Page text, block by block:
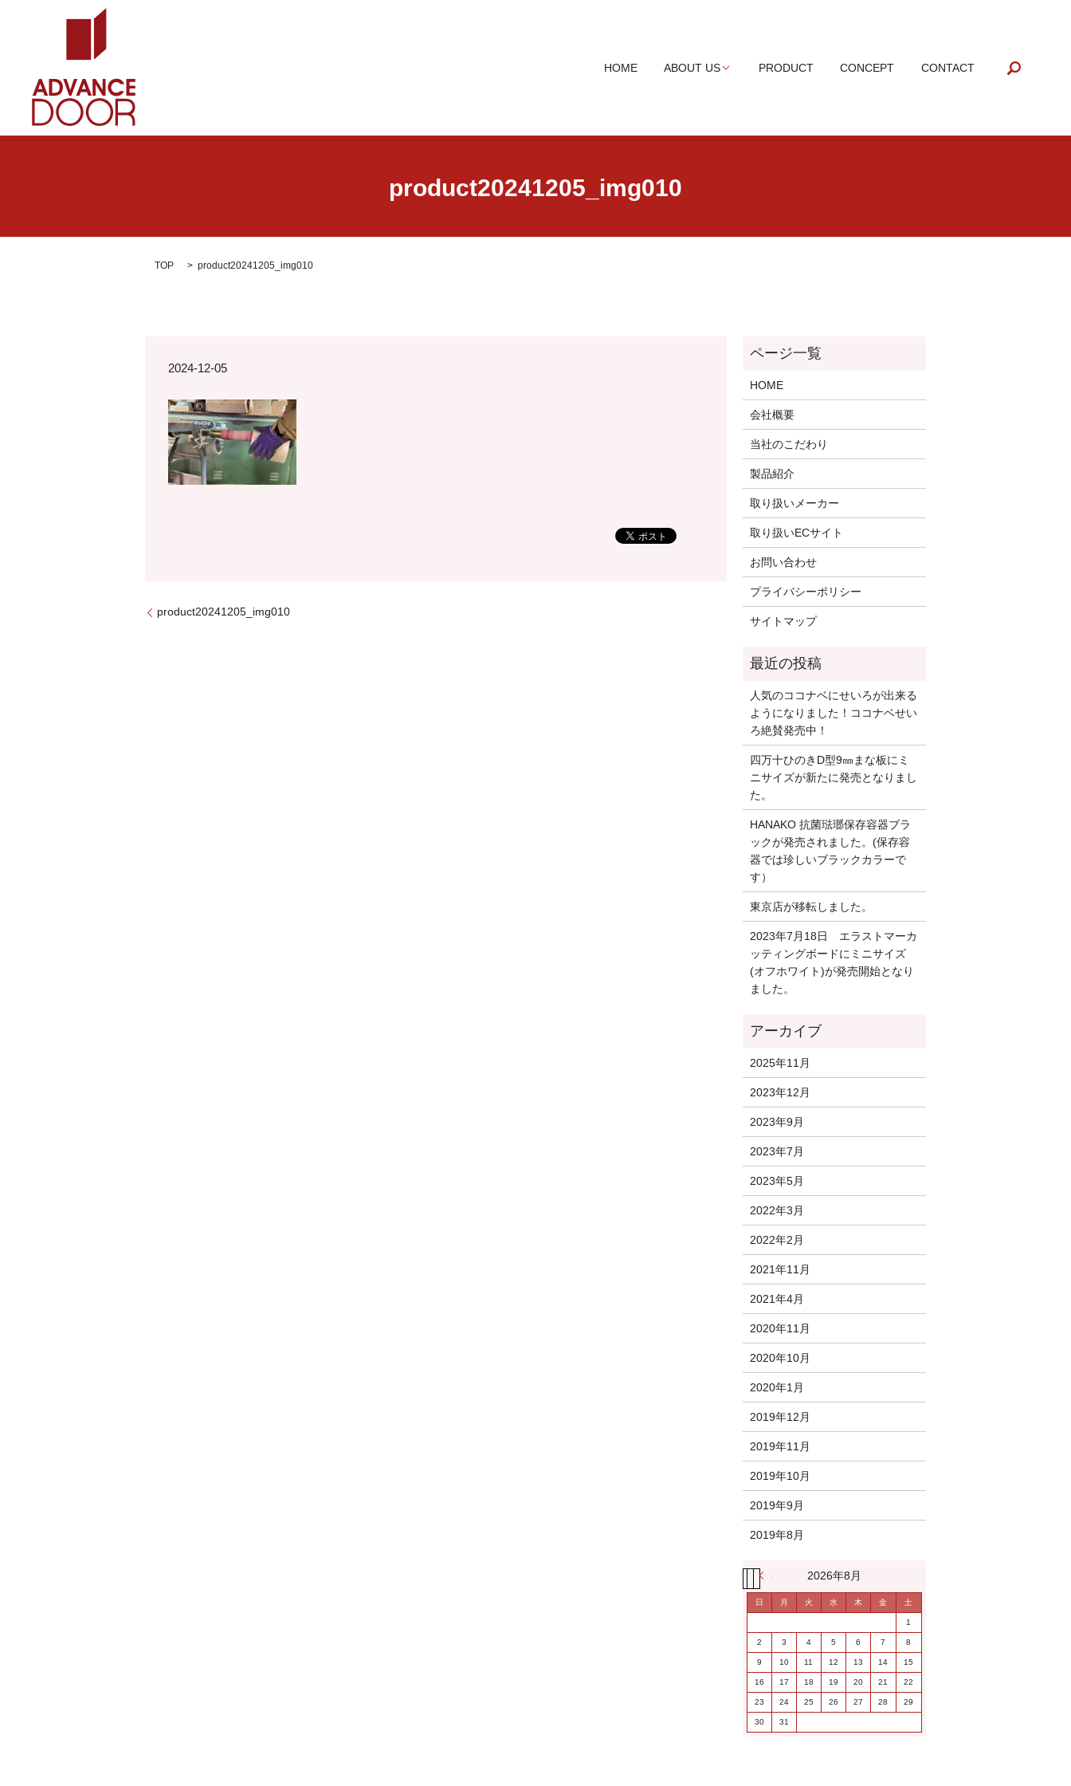
HOME ABOUT US PRODUCT CONCEPT CONTACT
product20241205_img010
TOP product20241205_img010
2024-12-05
product20241205_img010
HOME
会社概要
当社のこだわり
製品紹介
取り扱いメーカー
取り扱いECサイト
お問い合わせ
プライバシーポリシー
サイトマップ
人気のココナベにせいろが出来る
ようになりました！ココナベせい
ろ絶賛発売中！
四万十ひのきD型9㎜まな板にミ
ニサイズが新たに発売となりまし
た。
HANAKO 抗菌琺瑯保存容器ブラ
ックが発売されました。(保存容
器では珍しいブラックカラーで
す）
東京店が移転しました。
2023年7月18日 エラストマーカ
ッティングボードにミニサイズ
(オフホワイト)が発売開始となり
ました。
2025年11月
2023年12月
2023年9月
2023年7月
2023年5月
2022年3月
2022年2月
2021年11月
2021年4月
2020年11月
2020年10月
2020年1月
2019年12月
2019年11月
2019年10月
2019年9月
2019年8月
2026年8月
日 月 火 水 木 金 土
1
2 3 4 5 6 7 8
9 10 11 12 13 14 15
16 17 18 19 20 21 22
23 24 25 26 27 28 29
30 31